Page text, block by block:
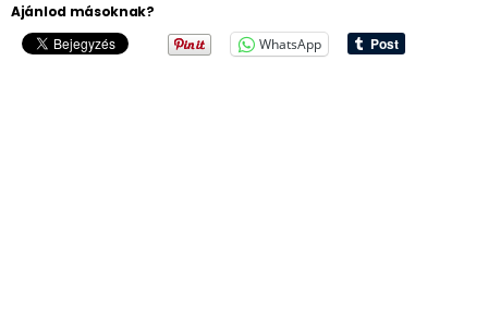
Ajánlod másoknak?
WhatsApp